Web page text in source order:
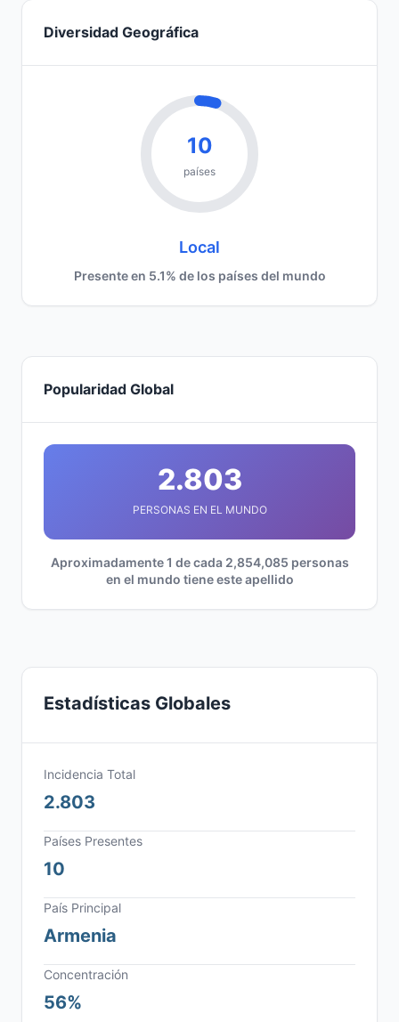
Diversidad Geográfica
10
países
Local
Presente en 5.1% de los países del mundo
Popularidad Global
2.803
PERSONAS EN EL MUNDO
Aproximadamente 1 de cada 2,854,085 personas
en el mundo tiene este apellido
Estadísticas Globales
Incidencia Total
2.803
Países Presentes
10
País Principal
Armenia
Concentración
56%